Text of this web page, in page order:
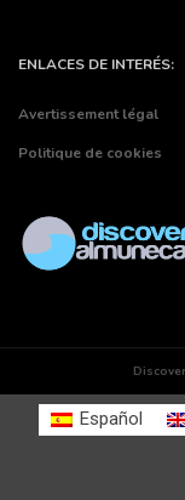
ENLACES DE INTERÉS:
Avertissement légal
Politique de cookies
Español